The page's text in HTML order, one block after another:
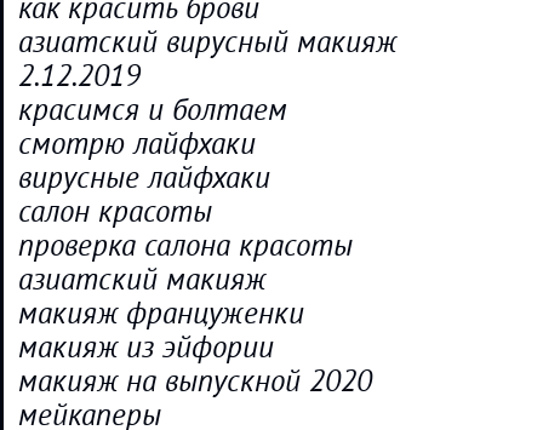
как красить брови
азиатский вирусный макияж
2.12.2019
красимся и болтаем
смотрю лайфхаки
вирусные лайфхаки
салон красоты
проверка салона красоты
азиатский макияж
макияж француженки
макияж из эйфории
макияж на выпускной 2020
мейкаперы